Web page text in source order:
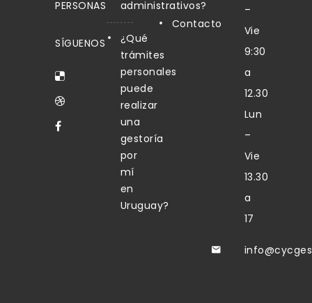
PERSONAS
SÍGUENOS
administrativos?
¿Qué
trámites
personales
puede
realizar
una
gestoría
por
mí
en
Uruguay?
Contacto
–
Vie
9:30
a
12.30
Lun
–
Vie
13.30
a
17